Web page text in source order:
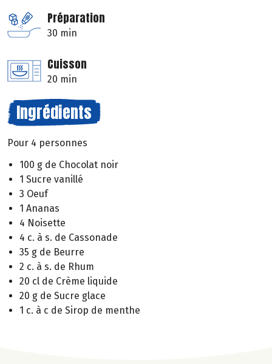
Préparation
30 min
Cuisson
20 min
Ingrédients
Pour 4 personnes
100 g de Chocolat noir
1 Sucre vanillé
3 Oeuf
1 Ananas
4 Noisette
4 c. à s. de Cassonade
35 g de Beurre
2 c. à s. de Rhum
20 cl de Crème liquide
20 g de Sucre glace
1 c. à c de Sirop de menthe